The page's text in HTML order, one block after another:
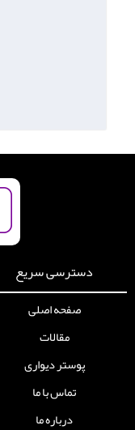
دسترسی سریع
صفحه اصلی
مقالات
پوستر دیواری
تماس با ما
درباره ما